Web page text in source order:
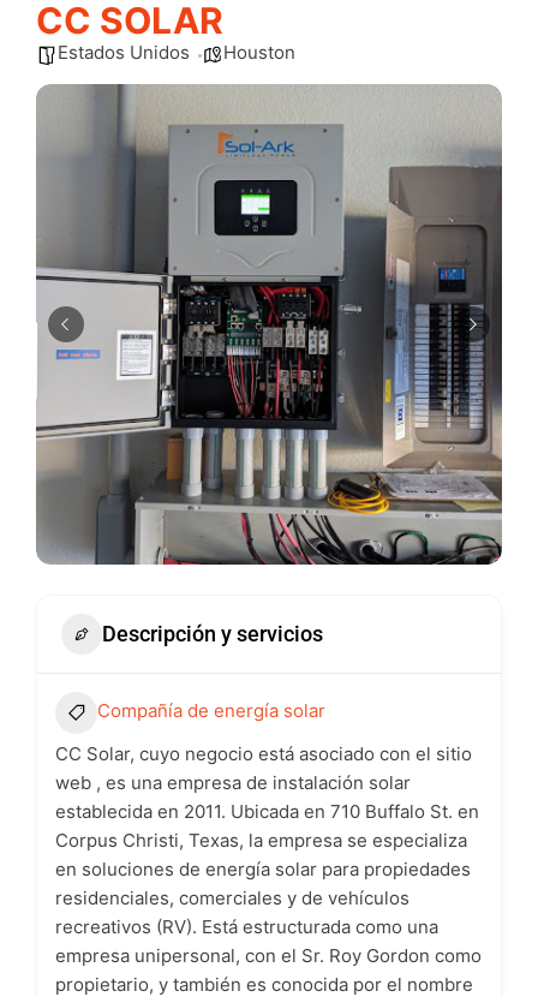
CC SOLAR
Estados Unidos Houston
Descripción y servicios
Compañía de energía solar
CC Solar, cuyo negocio está asociado con el sitio
web , es una empresa de instalación solar
establecida en 2011. Ubicada en 710 Buffalo St. en
Corpus Christi, Texas, la empresa se especializa
en soluciones de energía solar para propiedades
residenciales, comerciales y de vehículos
recreativos (RV). Está estructurada como una
empresa unipersonal, con el Sr. Roy Gordon como
propietario, y también es conocida por el nombre